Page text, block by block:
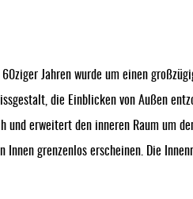
Jahren wurde um einen
die Einblicken von Außen
erweitert den inneren Raum um
Innen grenzenlos erscheinen. Die